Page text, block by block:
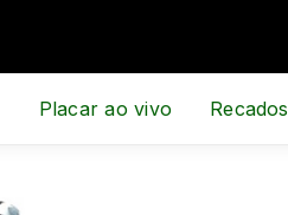
Placar ao vivo Recados